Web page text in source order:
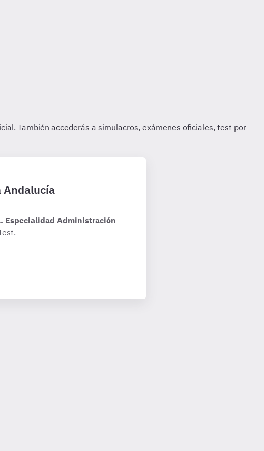
Especialidad Administración